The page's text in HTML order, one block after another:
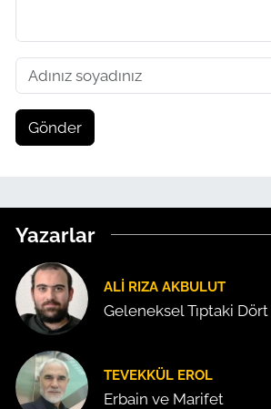
Gönder
Yazarlar
ALI RIZA AKBULUT
Geleneksel Tıptaki
TEVEKKÜL EROL
Erbain ve Marifet